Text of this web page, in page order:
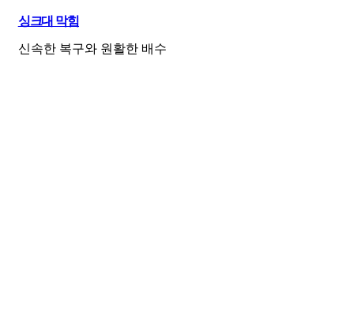
싱크대 막힘
신속한 복구와 원활한 배수